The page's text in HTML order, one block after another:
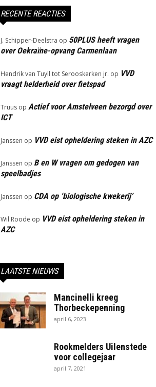
RECENTE REACTIES
J. Schipper-Deelstra op 50PLUS heeft vragen
over Oekraïne-opvang Carmenlaan
Hendrik van Tuyll tot Serooskerken jr. op VVD
vraagt helderheid over fietspad
Truus op Actief voor Amstelveen bezorgd over
ICT
Janssen op VVD eist opheldering steken in AZC
Janssen op B en W vragen om gedogen van
speelbadjes
Janssen op CDA op ‘biologische kwekerij’
Wil Roode op VVD eist opheldering steken in
AZC
LAATSTE NIEUWS
Mancinelli kreeg
Thorbeckepenning
april 6, 2023
Rookmelders Uilenstede
voor collegejaar
april 7, 2021